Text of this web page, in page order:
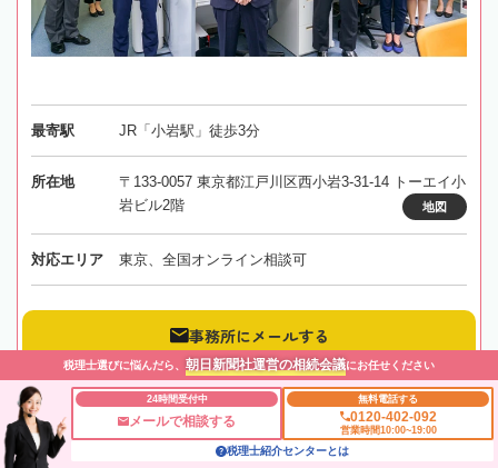
最寄駅 JR「小岩駅」徒歩3分
所在地
〒133-0057 東京都江戸川区西小岩3-31-14 トーエイ小
岩ビル2階
地図
対応エリア 東京、全国オンライン相談可
事務所にメールする
【南方駅徒歩1分】不動産に関する相続や相続税対策が得
意な税理士事務所です
税理士選びに悩んだら、 朝日新聞社運営の相続会議にお任せください
24時間受付中
メールで相談する
無料電話する
0120-402-092
営業時間10:00~19:00
税理士紹介センターとは